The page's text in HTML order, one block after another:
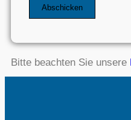
Bitte beachten Sie unsere